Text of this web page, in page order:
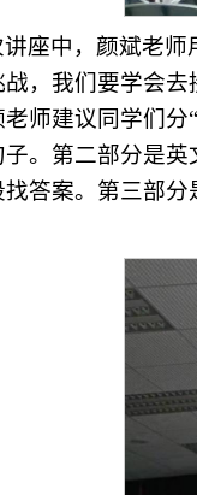
座中，颜斌老师
战，我们要学会
师建议同学们
。第二部分是
答案。第三部分